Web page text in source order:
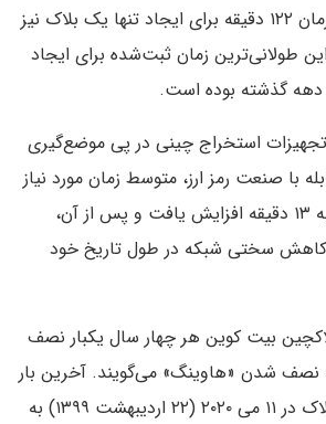
کندتر شود. همچنین زمان ۱۲۲ دقیقه برای ایجاد تنها یک بلاک نیز
طولانی‌ترین زمان ثبت‌شده برای ایجاد
گذشته بوده است.
استخراج چینی در پی موضع‌گیری‌
با صنعت رمز ارز، متوسط زمان مورد نیاز
برای ایجاد یک بلاک به ۱۳ دقیقه افزایش یافت و پس از آن،
کاهش سختی شبکه در طول تاریخ خود
بیت کوین هر چهار سال یکبار نصف
نصف شدن «هاوینگ» می‌گویند. آخرین بار
پاداش استخراج هر بلاک در ۱۱ می ۲۰۲۰ (۲۲ اردیبهشت ۱۳۹۹) به